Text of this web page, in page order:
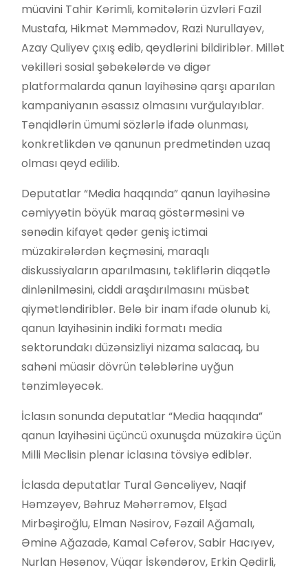
müavini Tahir Kərimli, komitələrin üzvləri Fazil
Mustafa, Hikmət Məmmədov, Razi Nurullayev,
Azay Quliyev çıxış edib, qeydlərini bildiriblər. Millət
vəkilləri sosial şəbəkələrdə və digər
platformalarda qanun layihəsinə qarşı aparılan
kampaniyanın əsassız olmasını vurğulayıblar.
Tənqidlərin ümumi sözlərlə ifadə olunması,
konkretlikdən və qanunun predmetindən uzaq
olması qeyd edilib.
Deputatlar “Media haqqında” qanun layihəsinə
cəmiyyətin böyük maraq göstərməsini və
sənədin kifayət qədər geniş ictimai
müzakirələrdən keçməsini, maraqlı
diskussiyaların aparılmasını, təkliflərin diqqətlə
dinlənilməsini, ciddi araşdırılmasını müsbət
qiymətləndiriblər. Belə bir inam ifadə olunub ki,
qanun layihəsinin indiki formatı media
sektorundakı düzənsizliyi nizama salacaq, bu
sahəni müasir dövrün tələblərinə uyğun
tənzimləyəcək.
İclasın sonunda deputatlar “Media haqqında”
qanun layihəsini üçüncü oxunuşda müzakirə üçün
Milli Məclisin plenar iclasına tövsiyə ediblər.
İclasda deputatlar Tural Gəncəliyev, Naqif
Həmzəyev, Bəhruz Məhərrəmov, Elşad
Mirbəşiroğlu, Elman Nəsirov, Fəzail Ağamalı,
Əminə Ağazadə, Kamal Cəfərov, Sabir Hacıyev,
Nurlan Həsənov, Vüqar İskəndərov, Erkin Qədirli,